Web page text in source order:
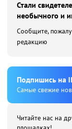
Стали
необычного и
Сообщите,
редакцию
Подпишиcь на
Cамые свежие
Читайте нас на